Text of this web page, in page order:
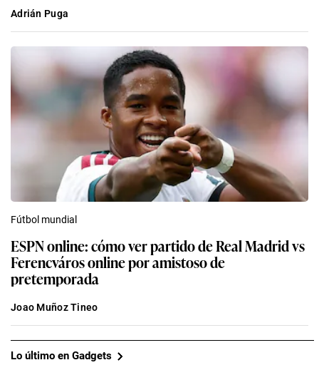
Adrián Puga
Fútbol mundial
ESPN online: cómo ver partido de Real Madrid vs
Ferencváros online por amistoso de
pretemporada
Joao Muñoz Tineo
Lo último en Gadgets